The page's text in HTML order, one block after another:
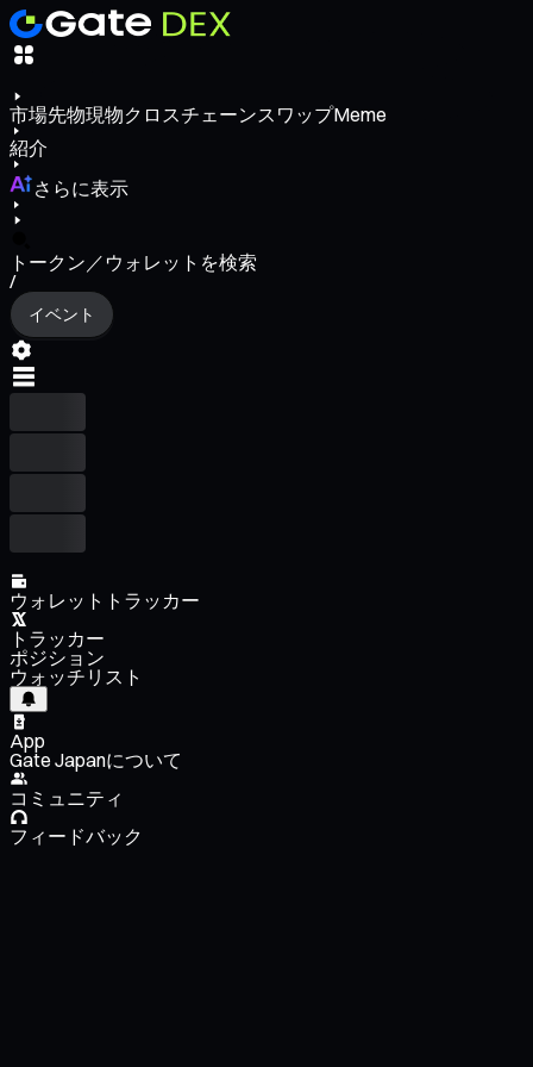
市場先物現物クロスチェーンスワップMeme
紹介
さらに表示
トークン／ウォレットを検索
/
イベント
ウォレットトラッカー
トラッカー
ポジション
ウォッチリスト
App
Gate Japanについて
コミュニティ
フィードバック